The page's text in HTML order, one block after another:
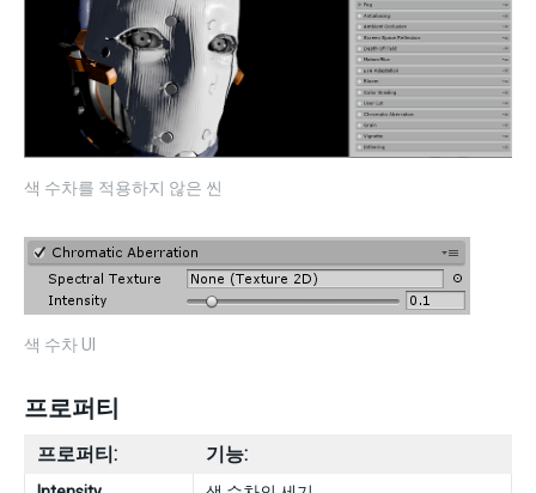
색 수차를 적용하지 않은 씬
색 수차 UI
프로퍼티
프로퍼티: 기능: